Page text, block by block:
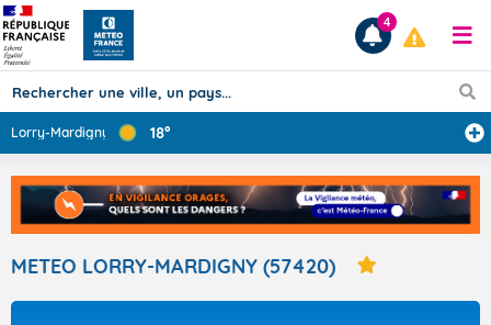
Prévisions
TOUS LES RÉSULTATS
Articles
4
Lorry-Mardigny 18°
METEO LORRY-MARDIGNY (57420)